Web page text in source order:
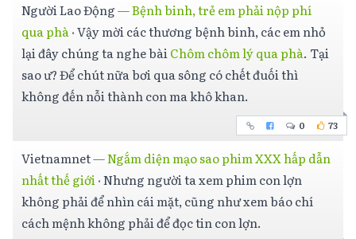
Người Lao Động—Bệnh binh, trẻ em phải nộp phí
qua phà·Vậy mời các thương bệnh binh, các em nhỏ
lại đây chúng ta nghe bàiChôm chôm lý qua phà. Tại
sao ư? Để chút nữa bơi qua sông có chết đuối thì
không đến nỗi thành con ma khô khan.
0 73
Vietnamnet—Ngắm diện mạo sao phim XXX hấp dẫn
nhất thế giới·Nhưng người ta xem phim con lợn
không phải để nhìn cái mặt, cũng như xem báo chí
cách mệnh không phải để đọc tin con lợn.